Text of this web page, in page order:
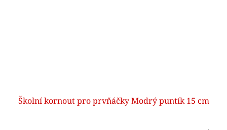
Školní kornout pro prvňáčky Modrý puntík 15 cm